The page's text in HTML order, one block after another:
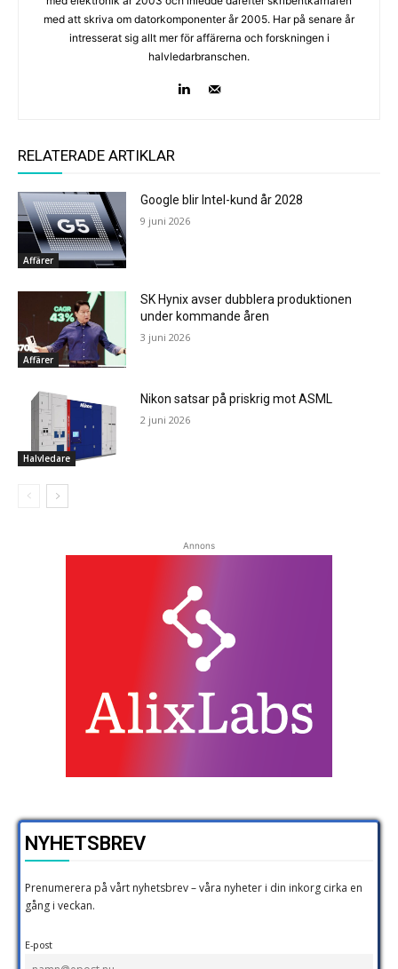
med att skriva om datorkomponenter år 2005. Har på senare år
intresserat sig allt mer för affärerna och forskningen i
halvledarbranschen.
RELATERADE ARTIKLAR
Affärer
Google blir Intel-kund år 2028
9 juni 2026
Affärer
SK Hynix avser dubblera produktionen
under kommande åren
3 juni 2026
Halvledare
Nikon satsar på priskrig mot ASML
2 juni 2026
Annons
NYHETSBREV
Prenumerera på vårt nyhetsbrev – våra nyheter i din inkorg cirka en
gång i veckan.
E-post